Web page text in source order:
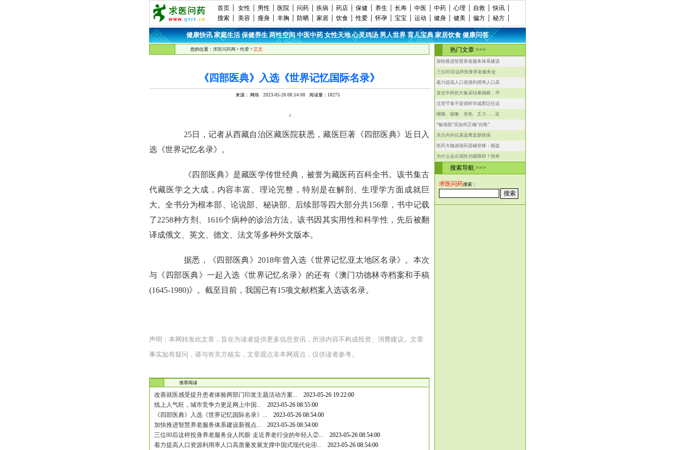
首页 女性 男性 医院 问药 疾病 药店 保健 养生 长寿 中医 中药 心理 自救
快讯
搜索
美容 瘦身 丰胸 防晒 家居 饮食 性爱 怀孕 宝宝 运动 健身 健美 偏方 秘方
健康快讯·家庭生活·保健养生·两性空间·中医中药·女性天地·心灵鸡汤·男人世界·育儿宝典·家居饮食·健康问答
您的位置： 求医问药网 > 性爱 > 正文
《四部医典》入选《世界记忆国际名录》
来源： 网络 2023-05-26 08:54:00 阅读量：18275
25日，记者从西藏自治区藏医院获悉，藏医巨著《四部医典》近日入
选《世界记忆名录》。
《四部医典》是藏医学传世经典，被誉为藏医药百科全书。该书集古
代藏医学之大成，内容丰富、理论完整，特别是在解剖、生理学方面成就巨
大。全书分为根本部、论说部、秘诀部、后续部等四大部分共156章，书中记载
了2258种方剂、1616个病种的诊治方法。该书因其实用性和科学性，先后被翻
译成俄文、英文、德文、法文等多种外文版本。
据悉，《四部医典》2018年曾入选《世界记忆亚太地区名录》。本次
与《四部医典》一起入选《世界记忆名录》的还有《澳门功德林寺档案和手稿
(1645-1980)》。截至目前，我国已有15项文献档案入选该名录。
声明：本网转发此文章，旨在为读者提供更多信息资讯，所涉内容不构成投资、消费建议。文章
事实如有疑问，请与有关方核实，文章观点非本网观点，仅供读者参考。
热门文章 >>>
加快推进智慧养老服务体系建设
三位80后这样投身养老服务业
着力提高人口资源利用率人口高
首次中药饮片集采结果揭晓，平
过度节食不提倡科学减肥记住这
咽痛、咳嗽、发热、乏力……近
“敏感肌”应如何正确“自救”
关注内外抗衰远离皮肤疾病
医药大咖谈国药器械张锋：精益
为什么会出现性功能障碍？很有
搜索导航 >>>
求医问药搜索：
推荐阅读
改善就医感受提升患者体验两部门印发主题活动方案... 2023-05-26 19:22:00
线上人气旺，城市竞争力更足网上中国... 2023-05-26 08:55:00
《四部医典》入选《世界记忆国际名录》... 2023-05-26 08:54:00
加快推进智慧养老服务体系建设新视点... 2023-05-26 08:54:00
三位80后这样投身养老服务业人民眼·走近养老行业的年轻人②... 2023-05-26 08:54:00
着力提高人口资源利用率人口高质量发展支撑中国式现代化④... 2023-05-26 08:54:00